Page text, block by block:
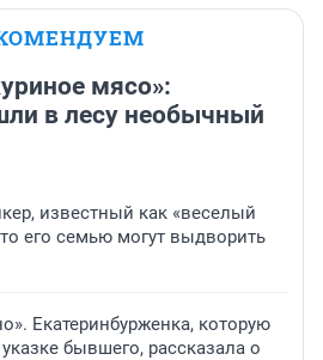
мясо»:
в лесу необычный
известный как «веселый
его семью могут выдворить
Екатеринбурженка, которую
бывшего, рассказала о